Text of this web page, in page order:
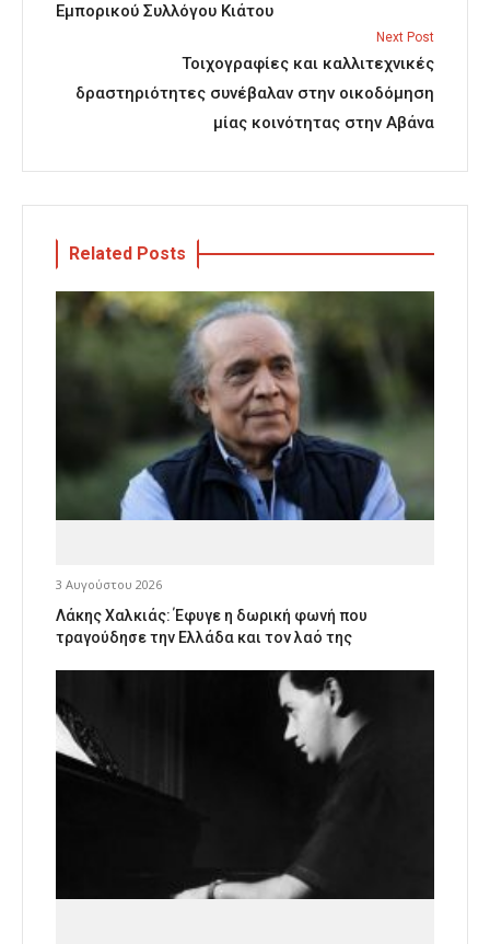
Εμπορικού Συλλόγου Κιάτου
Next Post
Τοιχογραφίες και καλλιτεχνικές
δραστηριότητες συνέβαλαν στην οικοδόμηση
μίας κοινότητας στην Αβάνα
Related Posts
3 Αυγούστου 2026
Λάκης Χαλκιάς: Έφυγε η δωρική φωνή που
τραγούδησε την Ελλάδα και τον λαό της